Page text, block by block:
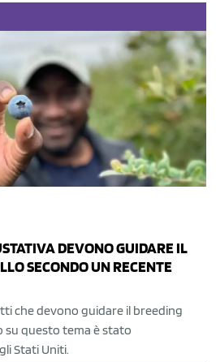
DEVONO GUIDARE IL
SECONDO UN RECENTE
che devono guidare il breeding
su questo tema è stato
Stati Uniti.